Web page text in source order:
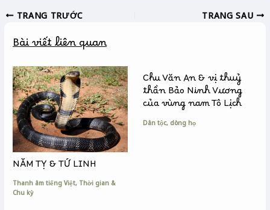
e
o
k
s
n
e
r
y
i
k
TRANG TRƯỚC TRANG SAU
Bài viết liên quan
NĂM TỴ & TỨ LINH
Thanh âm tiếng Việt, Thời gian &
Chu kỳ
Chu Văn An & vị thuỷ
thần Bảo Ninh Vương
của vùng nam Tô Lịch
Dân tộc, dòng họ